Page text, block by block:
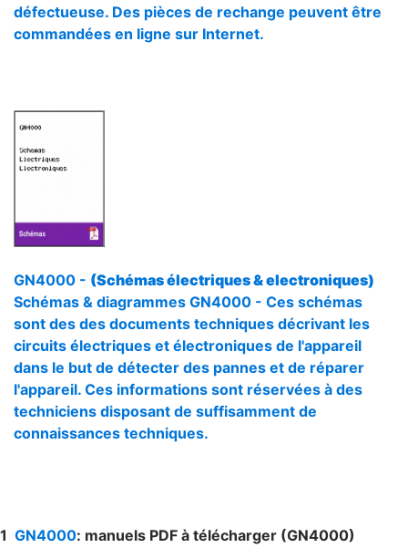
défectueuse. Des pièces de rechange peuvent être
commandées en ligne sur Internet.
GN4000 - (Schémas électriques & electroniques)
Schémas & diagrammes GN4000 - Ces schémas
sont des des documents techniques décrivant les
circuits électriques et électroniques de l'appareil
dans le but de détecter des pannes et de réparer
l'appareil. Ces informations sont réservées à des
techniciens disposant de suffisamment de
connaissances techniques.
1 GN4000: manuels PDF à télécharger (GN4000)